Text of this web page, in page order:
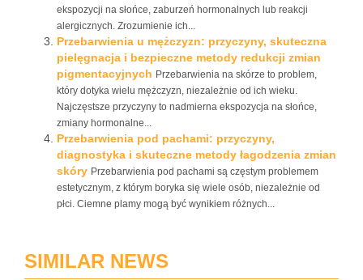
ekspozycji na słońce, zaburzeń hormonalnych lub reakcji
alergicznych. Zrozumienie ich...
Przebarwienia u mężczyzn: przyczyny, skuteczna
pielęgnacja i bezpieczne metody redukcji zmian
pigmentacyjnych Przebarwienia na skórze to problem,
który dotyka wielu mężczyzn, niezależnie od ich wieku.
Najczęstsze przyczyny to nadmierna ekspozycja na słońce,
zmiany hormonalne...
Przebarwienia pod pachami: przyczyny,
diagnostyka i skuteczne metody łagodzenia zmian
skóry Przebarwienia pod pachami są częstym problemem
estetycznym, z którym boryka się wiele osób, niezależnie od
płci. Ciemne plamy mogą być wynikiem różnych...
SIMILAR NEWS